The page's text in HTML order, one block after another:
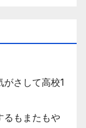
さして高校1
るもまたもや